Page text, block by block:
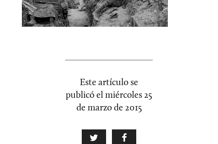
Este artículo se
publicó el miércoles 25
de marzo de 2015